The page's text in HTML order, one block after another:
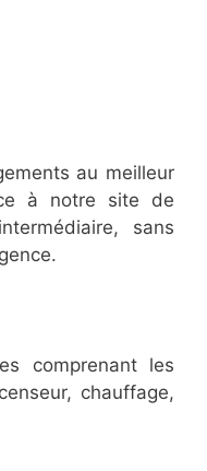
au meilleur
à notre site de
sans
comprenant les
chauffage,